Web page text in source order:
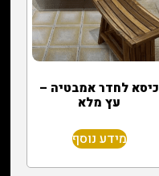
כיסא לחדר אמבטיה –
עץ מלא
מידע נוסף